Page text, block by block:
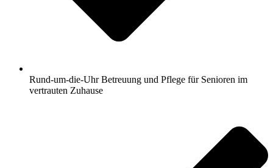
Rund-um-die-Uhr Betreuung und Pflege für Senioren im
vertrauten Zuhause